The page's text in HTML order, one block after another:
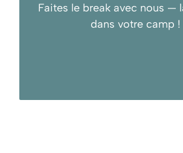
Faites le break avec nous —
dans votre camp !